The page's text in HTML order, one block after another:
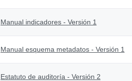
Manual indicadores - Versión 1
Manual esquema metadatos - Versión 1
Estatuto de auditoría - Versión 2